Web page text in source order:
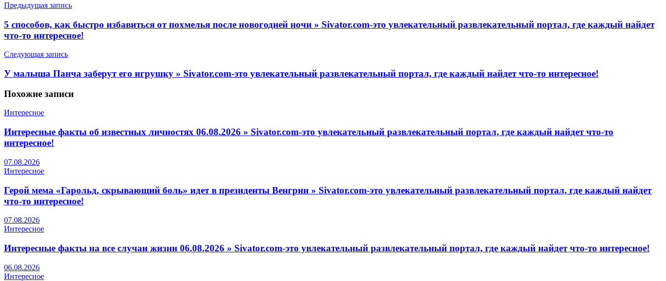
Предыдущая запись
5 способов, как быстро избавиться от похмелья после новогодней ночи » Sivator.com-это увлекательный развлекательный портал, где каждый найдет
что-то интересное!
Следующая запись
У малыша Панча заберут его игрушку » Sivator.com-это увлекательный развлекательный портал, где каждый найдет что-то интересное!
Похожие записи
Интересное
Интересные факты об известных личностях 06.08.2026 » Sivator.com-это увлекательный развлекательный портал, где каждый найдет что-то
интересное!
07.08.2026
Интересное
Герой мема «Гарольд, скрывающий боль» идет в президенты Венгрии » Sivator.com-это увлекательный развлекательный портал, где каждый найдет
что-то интересное!
07.08.2026
Интересное
Интересные факты на все случаи жизни 06.08.2026 » Sivator.com-это увлекательный развлекательный портал, где каждый найдет что-то интересное!
06.08.2026
Интересное